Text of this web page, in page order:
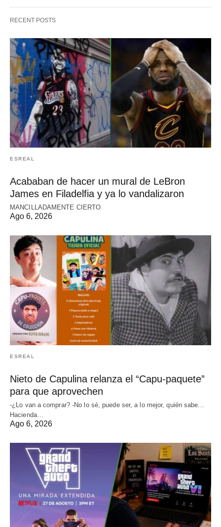
RECENT POSTS
ESREAL
Acababan de hacer un mural de LeBron
James en Filadelfia y ya lo vandalizaron
MANCILLADAMENTE CIERTO
Ago 6, 2026
ESREAL
Nieto de Capulina relanza el “Capu-paquete”
para que aprovechen
-¿Lo van a comprar? -No lo sé, puede ser, a lo mejor, quién sabe...
Hacienda…
Ago 6, 2026